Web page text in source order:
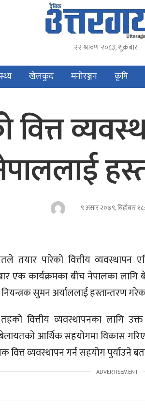
२२ श्रावण २०८३, शुक्रबार
खेलकुद मनोरञ्जन कृषि
९ असार २०७९, बिहीबार
तयार पारेको वित्तीय व्यवस्थापन
एक कार्यक्रमका बीच नेपालका
सुमन अर्याललाई हस्तान्तरण
वित्तीय व्यवस्थापनका लागि
आर्थिक सहयोगमा विकास
वित्त व्यवस्थापन गर्न सहयोग पुर्याउने